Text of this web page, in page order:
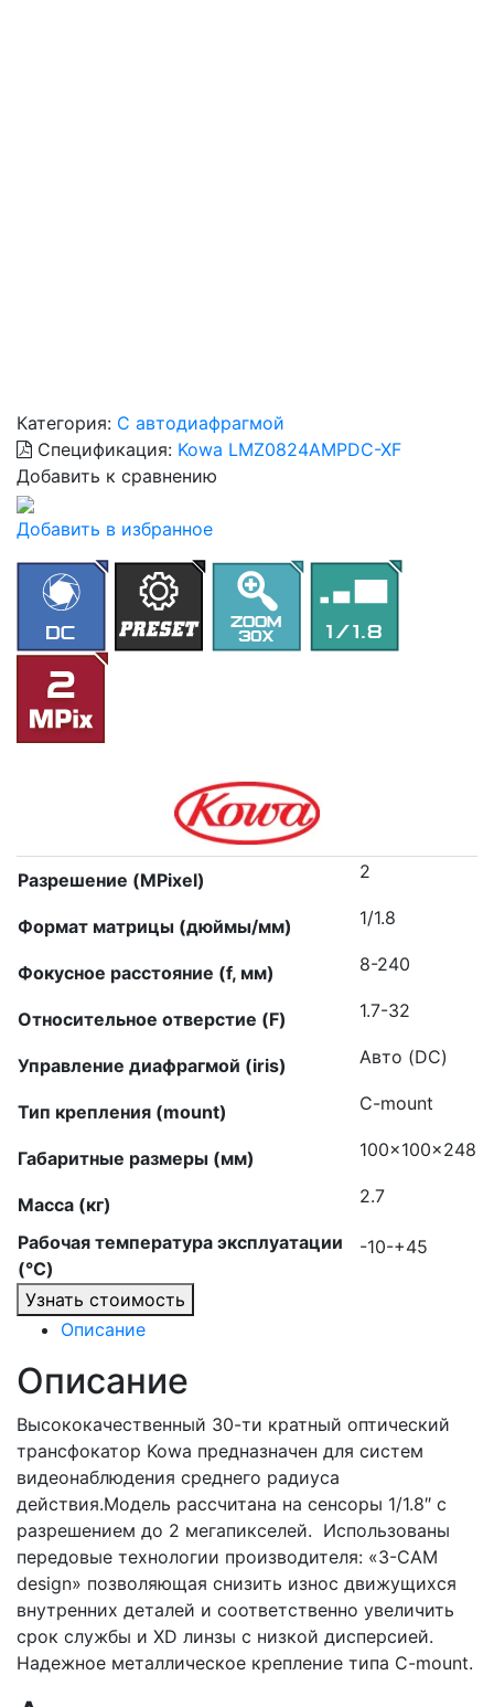
Категория: С автодиафрагмой
Спецификация: Kowa LMZ0824AMPDC-XF
Добавить к сравнению
Добавить в избранное
Разрешение (MPixel) 2
Формат матрицы (дюймы/мм) 1/1.8
Фокусное расстояние (f, мм) 8-240
Относительное отверстие (F) 1.7-32
Управление диафрагмой (iris) Авто (DC)
Тип крепления (mount) C-mount
Габаритные размеры (мм) 100x100x248
Масса (кг) 2.7
Рабочая температура эксплуатации
(°C)
-10-+45
Узнать стоимость
Описание
Описание
Высококачественный 30-ти кратный оптический
трансфокатор Kowa предназначен для систем
видеонаблюдения среднего радиуса
действия.Модель рассчитана на сенсоры 1/1.8″ с
разрешением до 2 мегапикселей. Использованы
передовые технологии производителя: «3-CAM
design» позволяющая снизить износ движущихся
внутренних деталей и соответственно увеличить
срок службы и XD линзы с низкой дисперсией.
Надежное металлическое крепление типа C-mount.